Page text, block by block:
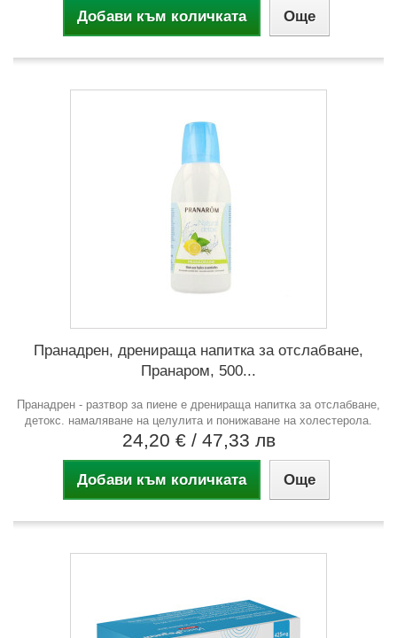
Добави към количката Още
Пранадрен, дренираща напитка за отслабване,
Пранаром, 500...
Пранадрен - разтвор за пиене е дренираща напитка за отслабване,
детокс. намаляване на целулита и понижаване на холестерола.
24,20 € / 47,33 лв
Добави към количката Още